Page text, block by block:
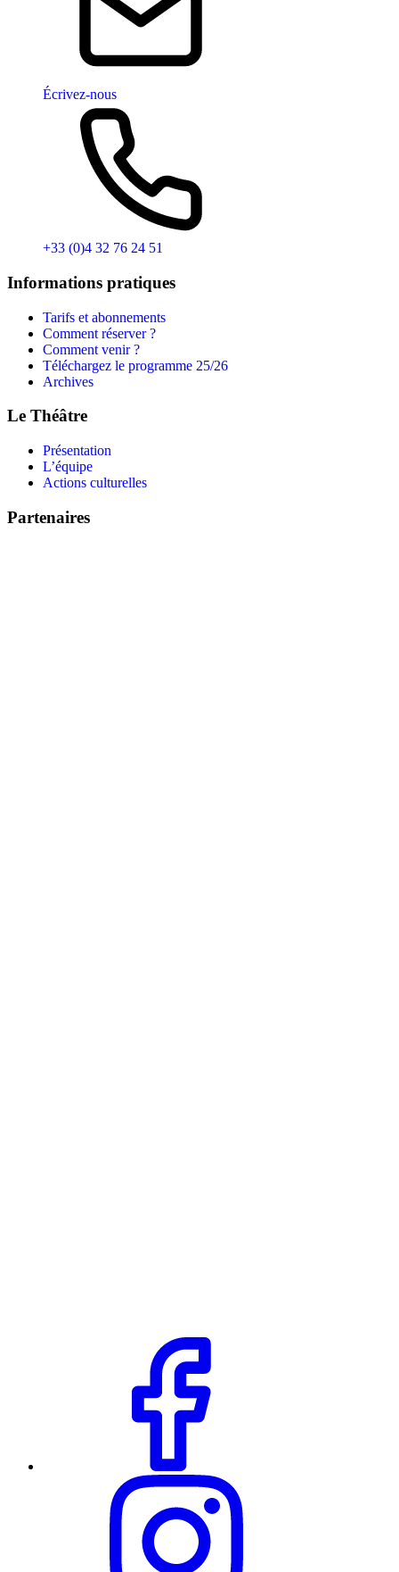
Écrivez-nous
+33 (0)4 32 76 24 51
Informations pratiques
Tarifs et abonnements
Comment réserver ?
Comment venir ?
Téléchargez le programme 25/26
Archives
Le Théâtre
Présentation
L’équipe
Actions culturelles
Partenaires